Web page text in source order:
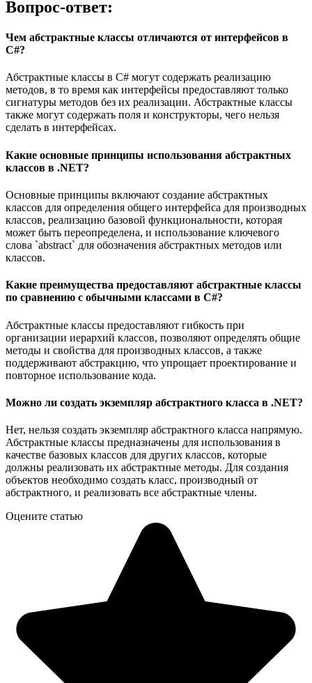
Вопрос-ответ:
Чем абстрактные классы отличаются от интерфейсов в
C#?
Абстрактные классы в C# могут содержать реализацию
методов, в то время как интерфейсы предоставляют только
сигнатуры методов без их реализации. Абстрактные классы
также могут содержать поля и конструкторы, чего нельзя
сделать в интерфейсах.
Какие основные принципы использования абстрактных
классов в .NET?
Основные принципы включают создание абстрактных
классов для определения общего интерфейса для производных
классов, реализацию базовой функциональности, которая
может быть переопределена, и использование ключевого
слова `abstract` для обозначения абстрактных методов или
классов.
Какие преимущества предоставляют абстрактные классы
по сравнению с обычными классами в C#?
Абстрактные классы предоставляют гибкость при
организации иерархий классов, позволяют определять общие
методы и свойства для производных классов, а также
поддерживают абстракцию, что упрощает проектирование и
повторное использование кода.
Можно ли создать экземпляр абстрактного класса в .NET?
Нет, нельзя создать экземпляр абстрактного класса напрямую.
Абстрактные классы предназначены для использования в
качестве базовых классов для других классов, которые
должны реализовать их абстрактные методы. Для создания
объектов необходимо создать класс, производный от
абстрактного, и реализовать все абстрактные члены.
Оцените статью